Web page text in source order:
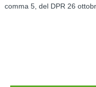
comma 5, del DPR 26